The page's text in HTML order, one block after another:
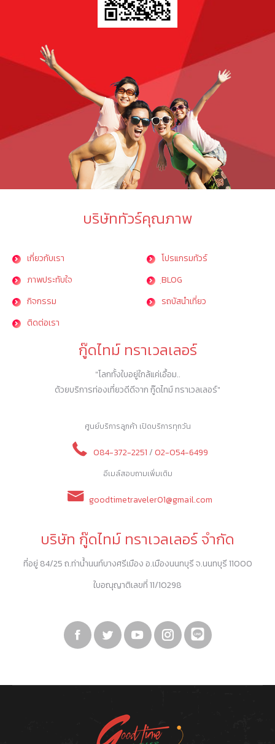
บริษัททัวร์คุณภาพ
เกี่ยวกับเรา
ภาพประทับใจ
กิจกรรม
ติดต่อเรา
โปรแกรมทัวร์
ฺBLOG
รถบัสนำเที่ยว
กู๊ดไทม์ ทราเวลเลอร์
"โลกทั้งใบอยู่ใกล้แค่เอื้อม..
ด้วยบริการท่องเที่ยวดีดีจาก กู๊ดไทม์ ทราเวลเลอร์"
ศูนย์บริการลูกค้า เปิดบริการทุกวัน
084-372-2251 /02-054-6499
อีเมล์สอบถามเพิ่มเติม
goodtimetraveler01@gmail.com
บริษัท กู๊ดไทม์ ทราเวลเลอร์ จำกัด
ที่อยู่ 84/25 ถ.ท่าน้ำนนท์บางศรีเมือง อ.เมืองนนทบุรี จ.นนทบุรี 11000
ใบอณุญาติเลขที่ 11/10298
FacebookTwitter YouTubeInstagramLinkedin